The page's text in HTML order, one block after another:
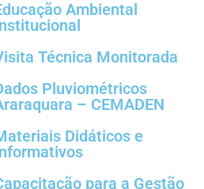
Ambiental
Técnica Monitorada
Pluviométricos
– CEMADEN
Didáticos e
para a Gestão